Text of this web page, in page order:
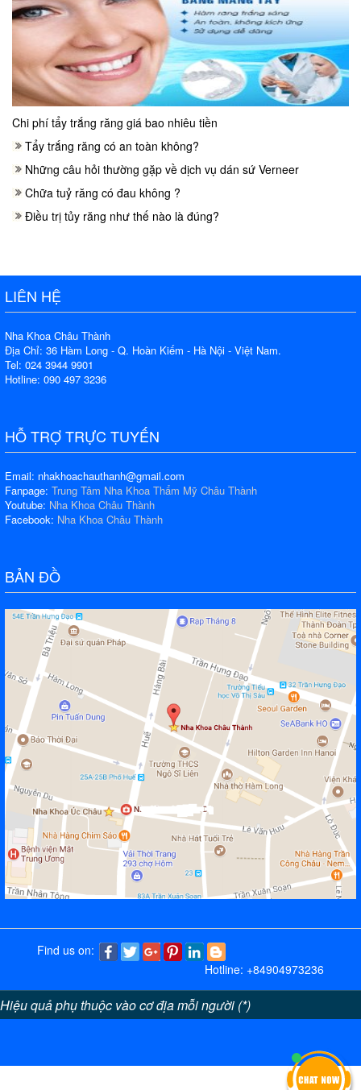
Chi phí tẩy trắng răng giá bao nhiêu tiền
Tẩy trắng răng có an toàn không?
Những câu hỏi thường gặp về dịch vụ dán sứ Verneer
Chữa tuỷ răng có đau không ?
Điều trị tủy răng như thế nào là đúng?
LIÊN HỆ
Nha Khoa Châu Thành
Địa Chỉ: 36 Hàm Long - Q. Hoàn Kiếm - Hà Nội - Việt Nam.
Tel: 024 3944 9901
Hotline: 090 497 3236
HỖ TRỢ TRỰC TUYẾN
Email: nhakhoachauthanh@gmail.com
Fanpage: Trung Tâm Nha Khoa Thẩm Mỹ Châu Thành
Youtube: Nha Khoa Châu Thành
Facebook: Nha Khoa Châu Thành
BẢN ĐỒ
Find us on:
Hotline: +84904973236
Hiệu quả phụ thuộc vào cơ địa mỗi người (*)